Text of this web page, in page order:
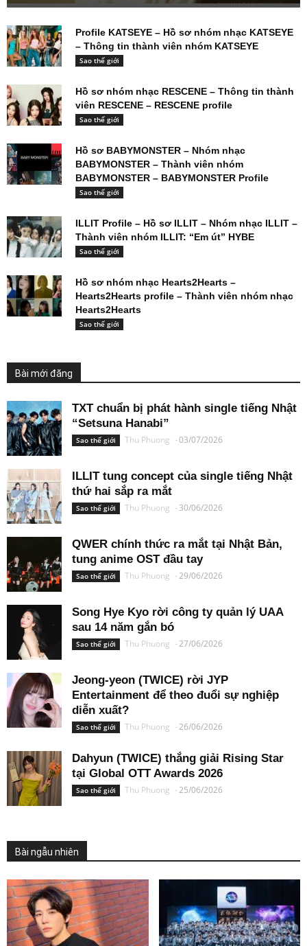
Profile KATSEYE – Hồ sơ nhóm nhạc KATSEYE
– Thông tin thành viên nhóm KATSEYE
Sao thế giới
Hồ sơ nhóm nhạc RESCENE – Thông tin thành
viên RESCENE – RESCENE profile
Sao thế giới
Hồ sơ BABYMONSTER – Nhóm nhạc
BABYMONSTER – Thành viên nhóm
BABYMONSTER – BABYMONSTER Profile
Sao thế giới
ILLIT Profile – Hồ sơ ILLIT – Nhóm nhạc ILLIT –
Thành viên nhóm ILLIT: “Em út” HYBE
Sao thế giới
Hồ sơ nhóm nhạc Hearts2Hearts –
Hearts2Hearts profile – Thành viên nhóm nhạc
Hearts2Hearts
Sao thế giới
Bài mới đăng
TXT chuẩn bị phát hành single tiếng Nhật
“Setsuna Hanabi”
Sao thế giới Thu Phuong -03/07/2026
ILLIT tung concept của single tiếng Nhật
thứ hai sắp ra mắt
Sao thế giới Thu Phuong - 30/06/2026
QWER chính thức ra mắt tại Nhật Bản,
tung anime OST đầu tay
Sao thế giới Thu Phuong -29/06/2026
Song Hye Kyo rời công ty quản lý UAA
sau 14 năm gắn bó
Sao thế giới Thu Phuong -27/06/2026
Jeong-yeon (TWICE) rời JYP
Entertainment để theo đuổi sự nghiệp
diễn xuất?
Sao thế giới Thu Phuong -26/06/2026
Dahyun (TWICE) thắng giải Rising Star
tại Global OTT Awards 2026
Sao thế giới Thu Phuong -25/06/2026
Bài ngẫu nhiên